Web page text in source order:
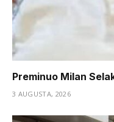
Preminuo Milan
3 AUGUSTA, 2026